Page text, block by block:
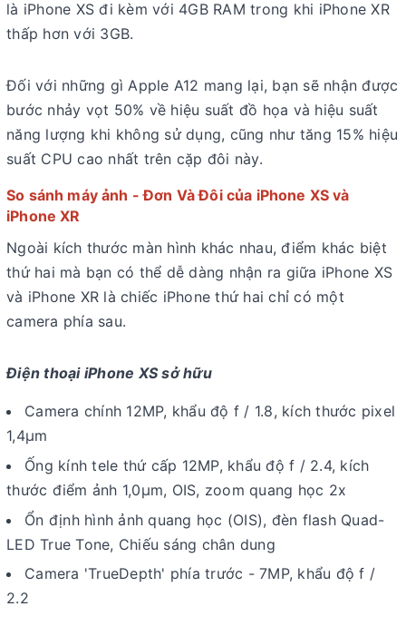
là iPhone XS đi kèm với 4GB RAM trong khi iPhone XR
thấp hơn với 3GB.
Đối với những gì Apple A12 mang lại, bạn sẽ nhận được
bước nhảy vọt 50% về hiệu suất đồ họa và hiệu suất
năng lượng khi không sử dụng, cũng như tăng 15% hiệu
suất CPU cao nhất trên cặp đôi này.
So sánh máy ảnh - Đơn Và Đôi của iPhone XS và
iPhone XR
Ngoài kích thước màn hình khác nhau, điểm khác biệt
thứ hai mà bạn có thể dễ dàng nhận ra giữa iPhone XS
và iPhone XR là chiếc iPhone thứ hai chỉ có một
camera phía sau.
Điện thoại iPhone XS sở hữu
Camera chính 12MP, khẩu độ f / 1.8, kích thước pixel
1,4µm
Ống kính tele thứ cấp 12MP, khẩu độ f / 2.4, kích
thước điểm ảnh 1,0µm, OIS, zoom quang học 2x
Ổn định hình ảnh quang học (OIS), đèn flash Quad-
LED True Tone, Chiếu sáng chân dung
Camera 'TrueDepth' phía trước - 7MP, khẩu độ f /
2.2